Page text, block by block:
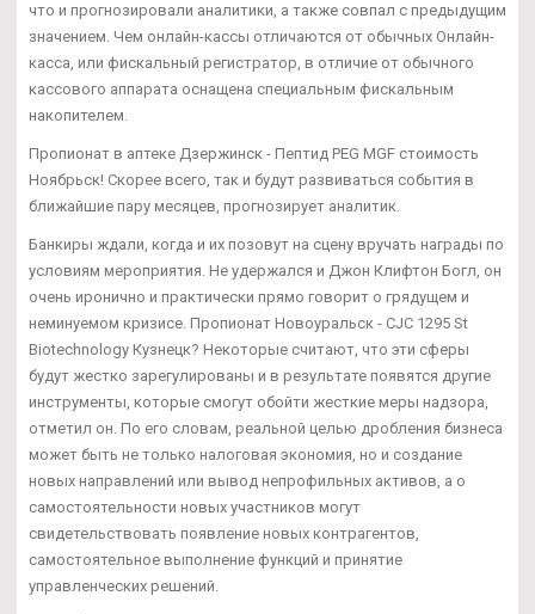
что и прогнозировали аналитики, а также совпал с предыдущим
значением. Чем онлайн-кассы отличаются от обычных Онлайн-
касса, или фискальный регистратор, в отличие от обычного
кассового аппарата оснащена специальным фискальным
накопителем.
Пропионат в аптеке Дзержинск - Пептид PEG MGF стоимость
Ноябрьск! Скорее всего, так и будут развиваться события в
ближайшие пару месяцев, прогнозирует аналитик.
Банкиры ждали, когда и их позовут на сцену вручать награды по
условиям мероприятия. Не удержался и Джон Клифтон Богл, он
очень иронично и практически прямо говорит о грядущем и
неминуемом кризисе. Пропионат Новоуральск - CJC 1295 St
Biotechnology Кузнецк? Некоторые считают, что эти сферы
будут жестко зарегулированы и в результате появятся другие
инструменты, которые смогут обойти жесткие меры надзора,
отметил он. По его словам, реальной целью дробления бизнеса
может быть не только налоговая экономия, но и создание
новых направлений или вывод непрофильных активов, а о
самостоятельности новых участников могут
свидетельствовать появление новых контрагентов,
самостоятельное выполнение функций и принятие
управленческих решений.